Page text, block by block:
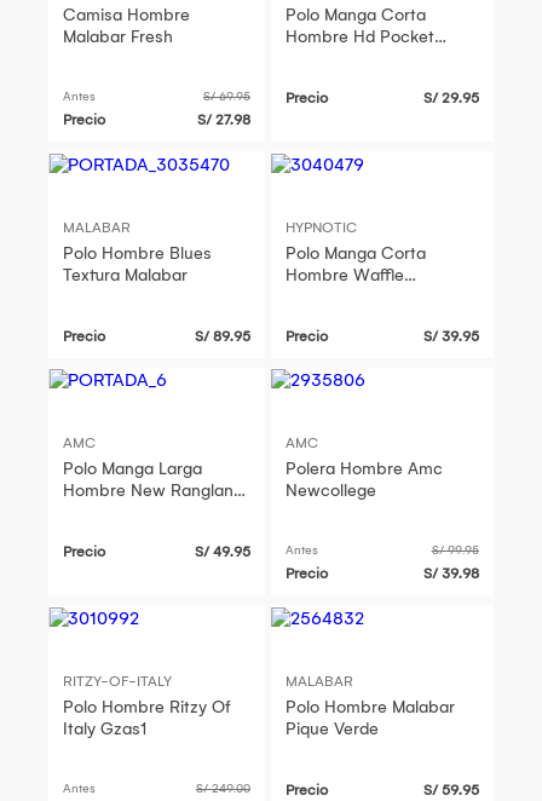
Camisa Hombre
Malabar Fresh
Antes S/ 69.95
Precio S/ 27.98
Polo Manga Corta
Hombre Hd Pocket
Precio S/ 29.95
MALABAR
Polo Hombre Blues
Textura Malabar
Precio S/ 89.95
HYPNOTIC
Polo Manga Corta
Hombre Waffle
Precio S/ 39.95
AMC
Polo Manga Larga
Hombre New Ranglan
Precio S/ 49.95
AMC
Polera Hombre Amc
Newcollege
Antes S/ 99.95
Precio S/ 39.98
RITZY-OF-ITALY
Polo Hombre Ritzy Of
Italy Gzas1
Antes S/ 249.00
MALABAR
Polo Hombre Malabar
Pique Verde
Precio S/ 59.95